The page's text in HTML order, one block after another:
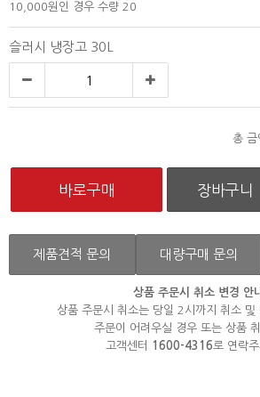
10,000원인 경우 수량 20
슬러시 냉장고 30L
총 금
제품견적 문의 대량구매 문의
상품 주문시 취소 변경 안
상품 주문시 취소는 당일 2시까지 취소 및
주문이 어려우실 경우 또는 상품 취
고객센터
1600-4316로 연락